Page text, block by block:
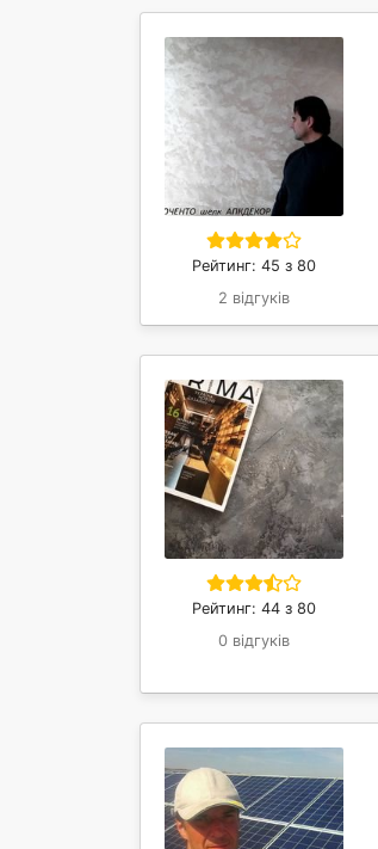
Рейтинг: 45 з 80
2 відгуків
Рейтинг: 44 з 80
0 відгуків